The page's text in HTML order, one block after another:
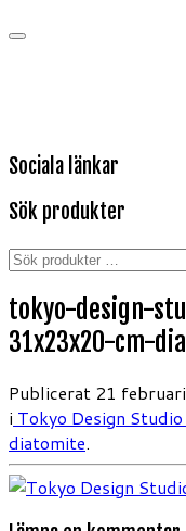
Sociala länkar
Sök produkter
Sök
tokyo-design-
31x23x20-cm-
Publicerat 21
i Tokyo Design
diatomite.